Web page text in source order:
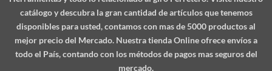
catálogo y descubra la gran cantidad de artículos que tenemos
disponibles para usted, contamos con mas de 5000 productos al
mejor precio del Mercado. Nuestra tienda Online ofrece envíos a
todo el País, contando con los métodos de pagos mas seguros del
mercado.